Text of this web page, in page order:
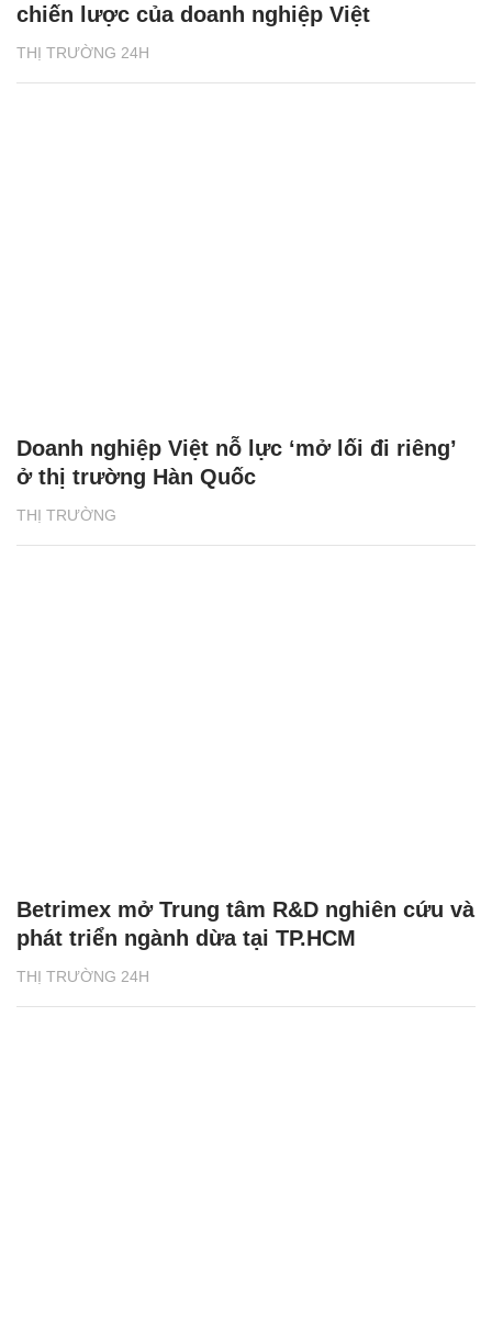
THỊ TRƯỜNG 24H
chiến lược của doanh nghiệp Việt
THỊ TRƯỜNG
Doanh nghiệp Việt nỗ lực ‘mở lối đi riêng’
ở thị trường Hàn Quốc
THỊ TRƯỜNG 24H
Betrimex mở Trung tâm R&D nghiên cứu và
phát triển ngành dừa tại TP.HCM